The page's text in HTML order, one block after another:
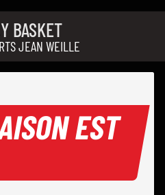
BASKET
JEAN WEILLE
EST